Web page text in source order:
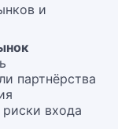
и
партнёрства
входа